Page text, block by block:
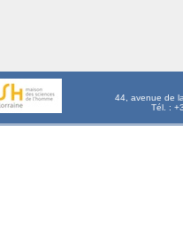
44, avenue de
Tél. :